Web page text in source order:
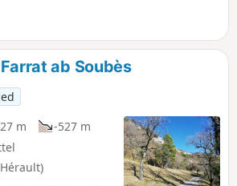
werden! Siehe praktische
ab Soubès
m
-527 m